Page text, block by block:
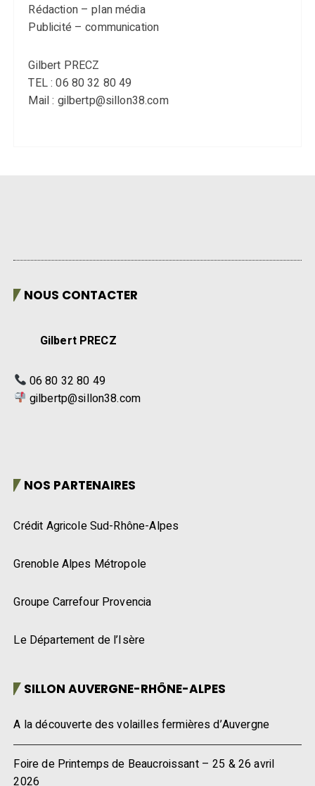
Rédaction – plan média
Publicité – communication
Gilbert PRECZ
TEL : 06 80 32 80 49
Mail : gilbertp@sillon38.com
NOUS CONTACTER
Gilbert PRECZ
06 80 32 80 49
gilbertp@sillon38.com
NOS PARTENAIRES
Crédit Agricole Sud-Rhône-Alpes
Grenoble Alpes Métropole
Groupe Carrefour Provencia
Le Département de l’Isère
SILLON AUVERGNE-RHÔNE-ALPES
A la découverte des volailles fermières d’Auvergne
Foire de Printemps de Beaucroissant – 25 & 26 avril
2026